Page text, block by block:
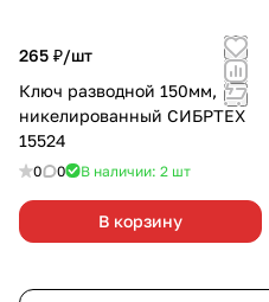
265 ₽/шт
Ключ разводной 150мм,
никелированный СИБРТЕХ
15524
0 0 В наличии: 2 шт
В корзину